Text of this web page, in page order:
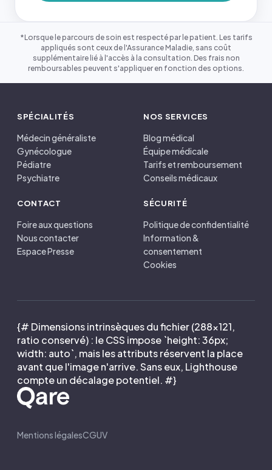
*Lorsque le parcours de soin est respecté par le patient. Les tarifs
appliqués sont ceux de l'Assurance Maladie, sans coût
supplémentaire lié à l'accès à la consultation. Des frais non
remboursables peuvent s'appliquer en fonction des options.
SPÉCIALITÉS
Médecin généraliste
Gynécologue
Pédiatre
Psychiatre
NOS SERVICES
Blog médical
Équipe médicale
Tarifs et remboursement
Conseils médicaux
CONTACT
Foire aux questions
Nous contacter
Espace Presse
SÉCURITÉ
Politique de confidentialité
Information &
consentement
Cookies
{# Dimensions intrinsèques du fichier (288×121,
ratio conservé) : le CSS impose `height: 36px;
width: auto`, mais les attributs réservent la place
avant que l'image n'arrive. Sans eux, Lighthouse
compte un décalage potentiel. #}
Mentions légalesCGUV